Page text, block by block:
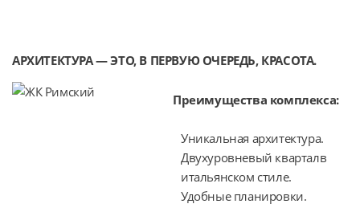
АРХИТЕКТУРА — ЭТО, В ПЕРВУЮ ОЧЕРЕДЬ, КРАСОТА.
Преимущества комплекса:
Уникальная архитектура.
Двухуровневый кварталв
итальянском стиле.
Удобные планировки.